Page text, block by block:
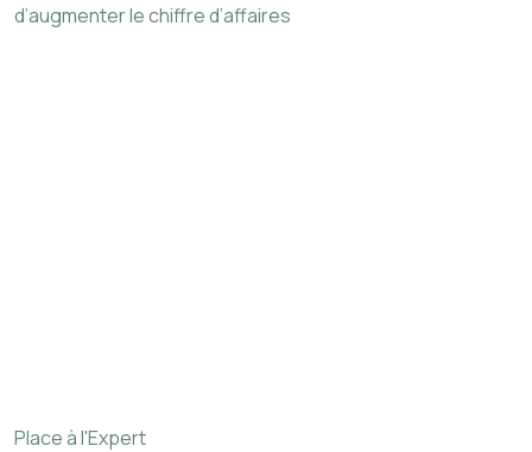
d’augmenter le chiffre d’affaires
Place à l'Expert